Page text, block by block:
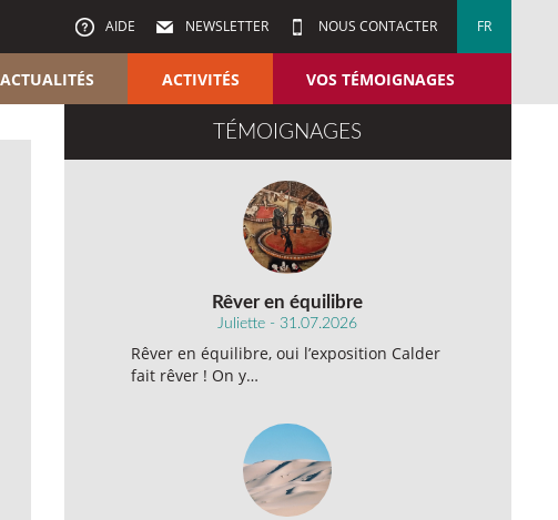
AIDE NEWSLETTER NOUS CONTACTER FR
ACTUALITÉS ACTIVITÉS VOS TÉMOIGNAGES
TÉMOIGNAGES
Rêver en équilibre
Juliette - 31.07.2026
Rêver en équilibre, oui l’exposition Calder
fait rêver ! On y…